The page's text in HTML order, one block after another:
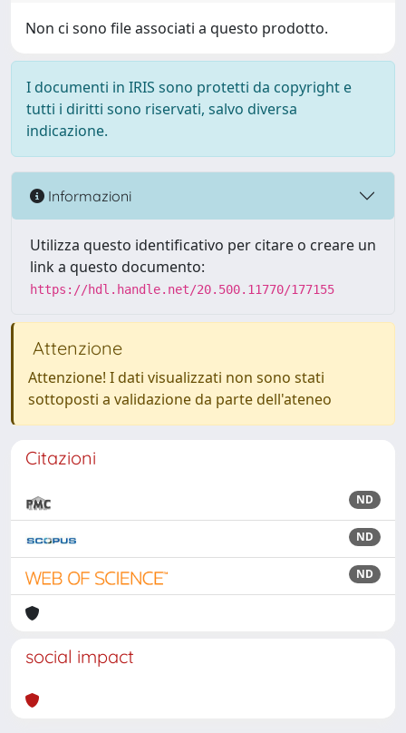
Non ci sono file associati a questo prodotto.
I documenti in IRIS sono protetti da copyright e
tutti i diritti sono riservati, salvo diversa
indicazione.
Informazioni
Utilizza questo identificativo per citare o creare un
link a questo documento:
https://hdl.handle.net/20.500.11770/177155
Attenzione
Attenzione! I dati visualizzati non sono stati
sottoposti a validazione da parte dell'ateneo
Citazioni
ND
ND
ND
social impact